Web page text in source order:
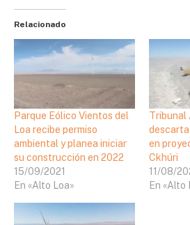
Relacionado
Parque Eólico Vientos del
Loa recibe permiso
ambiental y planea iniciar
su construcción en 2022
15/09/2021
En «Alto Loa»
Tribunal
en
Ckhúri
11/08/
En «Alto